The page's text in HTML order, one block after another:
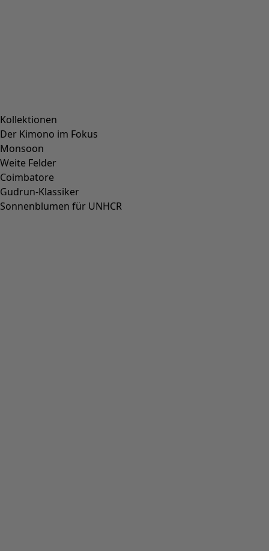
Kollektionen
Der Kimono im Fokus
Monsoon
Weite Felder
Coimbatore
Gudrun-Klassiker
Sonnenblumen für UNHCR